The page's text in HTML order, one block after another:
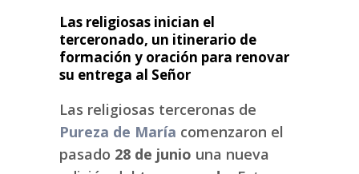
Las religiosas inician el
terceronado, un itinerario de
formación y oración para renovar
su entrega al Señor
Las religiosas terceronas de
Pureza de María comenzaron el
pasado 28 de junio una nueva